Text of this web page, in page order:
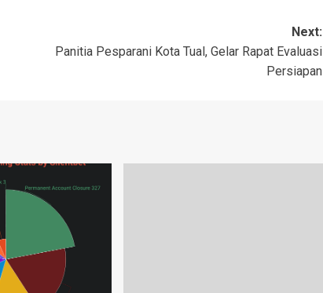
Next:
Panitia Pesparani Kota Tual, Gelar Rapat Evaluasi
Persiapan